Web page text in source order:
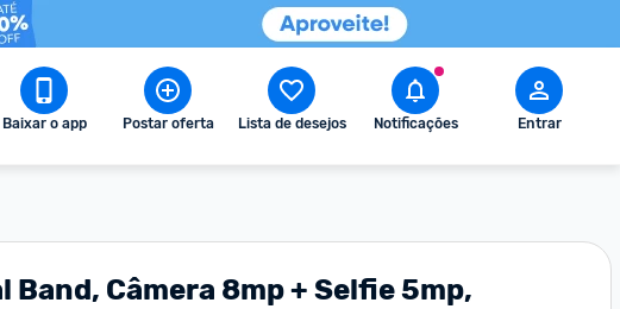
Baixar o app Postar oferta Lista de desejos Notificações Entrar
Band, Câmera 8mp + Selfie 5mp,